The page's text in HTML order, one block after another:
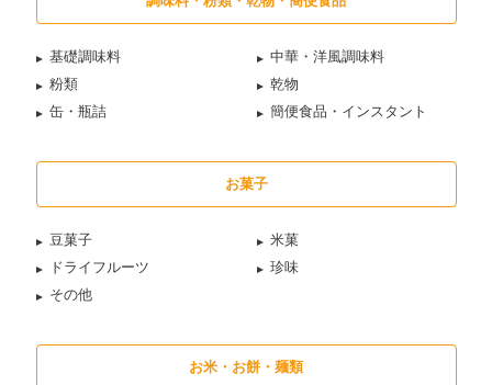
基礎調味料
中華・洋風調味料
粉類
乾物
缶・瓶詰
簡便食品・インスタント
お菓子
豆菓子
米菓
ドライフルーツ
珍味
その他
お米・お餅・麺類